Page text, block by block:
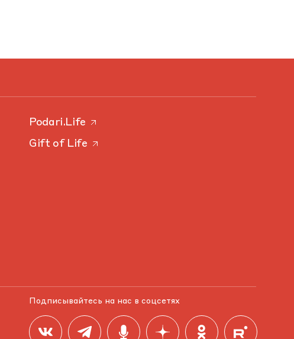
Podari.Life
Gift of Life
Подписывайтесь на нас в соцсетях